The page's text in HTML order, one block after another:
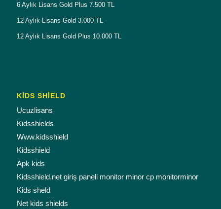
6 Aylık Lisans Gold Plus 7.500 TL
12 Aylık Lisans Gold 3.000 TL
12 Aylık Lisans Gold Plus 10.000 TL
KİDS SHİELD
Ucuzlisans
Kidsshields
Www.kidsshield
Kidsshield
Apk kids
Kidsshield.net giriş paneli monitor minor cp monitorminor
Kids sheld
Net kids shields